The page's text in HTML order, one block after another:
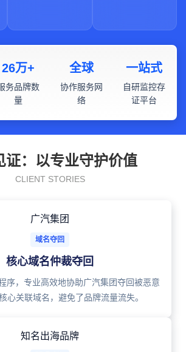
26万+
务品牌数
量
全球
协作服务网
络
一站式
自研监控存
证平台
证：以专业守护价值
CLIENT STORIES
广汽集团
域名夺回
核心域名仲裁夺回
序，专业高效地协助广汽集团夺回被恶意
心关联域名，避免了品牌流量流失。
知名出海品牌